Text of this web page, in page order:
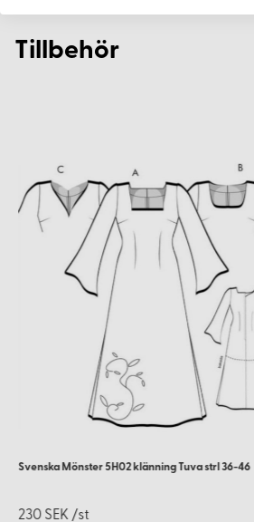
Tillbehör
Svenska Mönster 5H02 klänning Tuva strl 36-46
230 SEK /st